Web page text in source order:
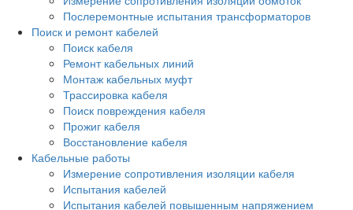
Послеремонтные испытания трансформаторов
Поиск и ремонт кабелей
Поиск кабеля
Ремонт кабельных линий
Монтаж кабельных муфт
Трассировка кабеля
Поиск повреждения кабеля
Прожиг кабеля
Восстановление кабеля
Кабельные работы
Измерение сопротивления изоляции кабеля
Испытания кабелей
Испытания кабелей повышенным напряжением